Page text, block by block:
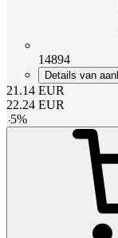
14894
Details van
21.14 EUR
22.24 EUR
-5%